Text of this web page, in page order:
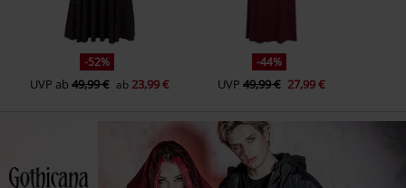
-52%
UVP ab49,99 € ab 23,99 €
-44%
UVP 49,99 € 27,99 €